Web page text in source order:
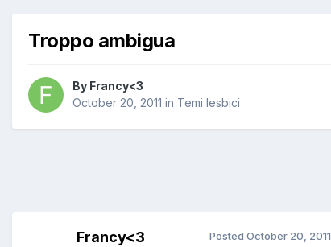
Troppo ambigua
By Francy<3
October 20, 2011 in Temi lesbici
Francy<3 Posted October 20, 2011